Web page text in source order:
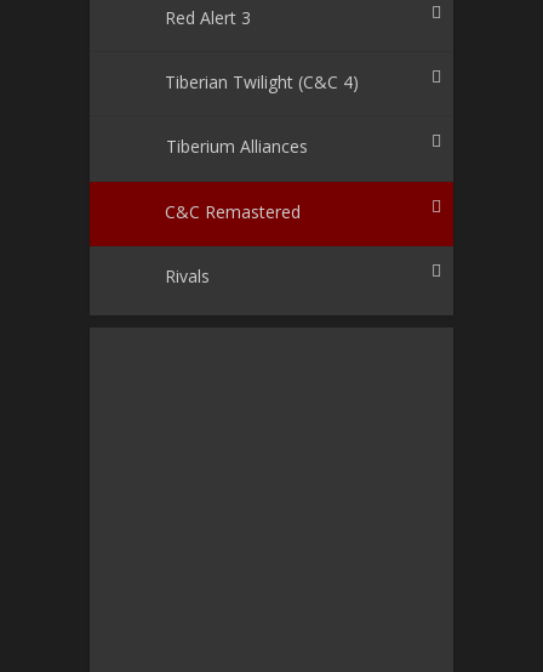
Red Alert 3
Tiberian Twilight (C&C 4)
Tiberium Alliances
C&C Remastered
Rivals